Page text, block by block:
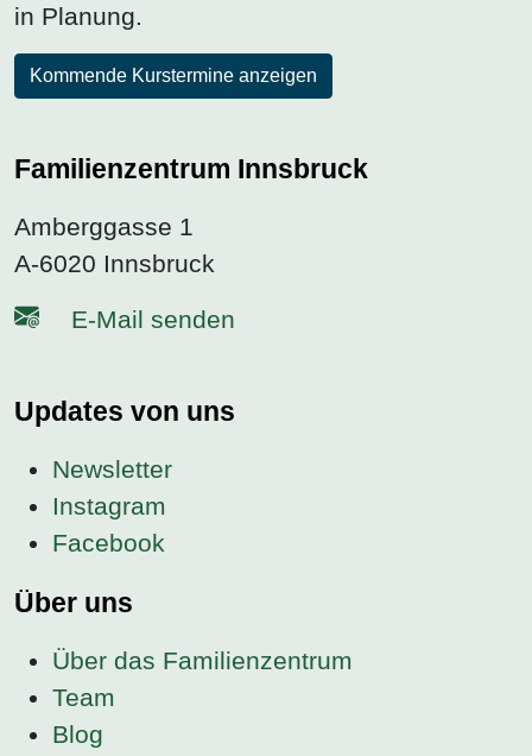
in Planung.
Kommende Kurstermine anzeigen
Familienzentrum Innsbruck
Amberggasse 1
A-6020 Innsbruck
E-Mail senden
Updates von uns
Newsletter
Instagram
Facebook
Über uns
Über das Familienzentrum
Team
Blog